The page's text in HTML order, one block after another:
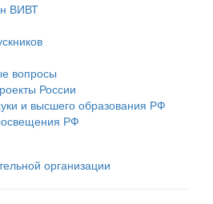
ВИВТ
вопросы
России
и высшего образования РФ
РФ
организации